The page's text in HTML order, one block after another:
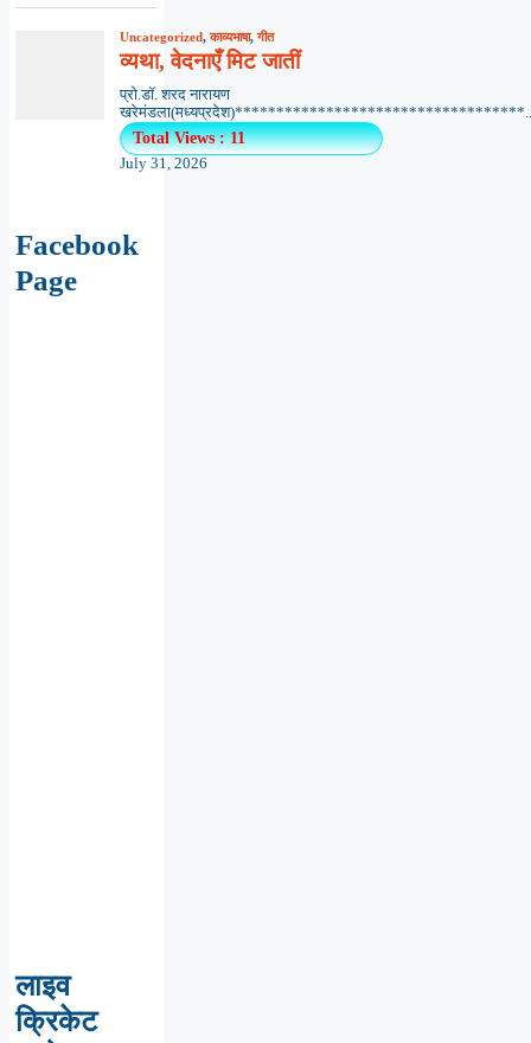
Uncategorized,काव्यभाषा,गीत
व्यथा, वेदनाएँ मिट जातीं
प्रो.डॉ. शरद नारायण
Total Views : 11
July 31, 2026
Facebook
Page
लाइव
क्रिकेट